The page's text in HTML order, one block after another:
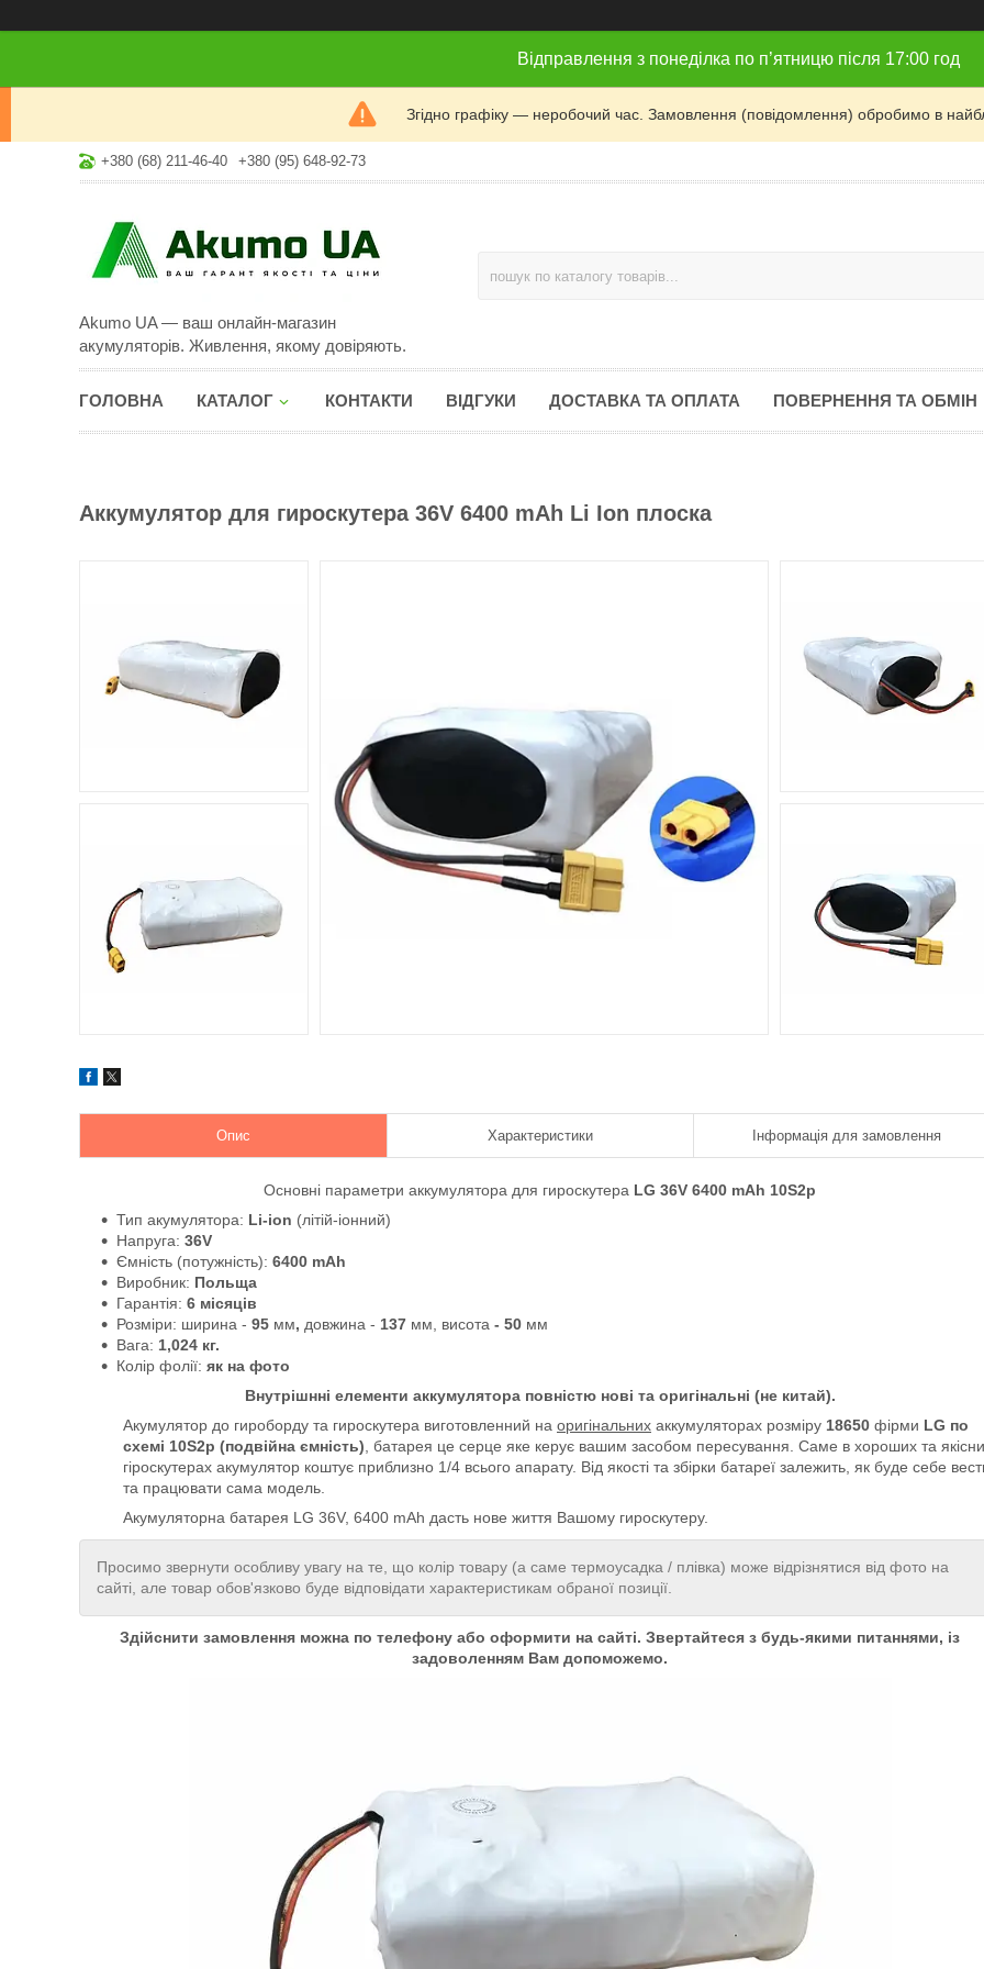
Відправлення з понеділка по п’ятницю після 17:00 год
Згідно графіку — неробочий час. Замовлення (повідомлення) обробимо в
+380 (68) 211-46-40 +380 (95) 648-92-73
Akumo UA — ваш онлайн-магазин
акумуляторів. Живлення, якому довіряють.
ГОЛОВНА КАТАЛОГ КОНТАКТИ ВІДГУКИ ДОСТАВКА ТА ОПЛАТА ПОВЕРНЕННЯ ТА ОБМІН
Аккумулятор для гироскутера 36V 6400 mAh Li Ion плоска
Опис Характеристики Інформація для замовлення
Основні параметри аккумулятора для гироскутера LG 36V 6400 mAh 10S2p
Тип акумулятора: Li-ion (літій-іонний)
Напруга: 36V
Ємність (потужність): 6400 mAh
Виробник: Польща
Гарантія: 6 місяців
Розміри: ширина - 95 мм, довжина - 137 мм, висота - 50 мм
Вага: 1,024 кг.
Колір фолії: як на фото
Внутрішнні елементи аккумулятора повністю нові та оригінальні (не китай).
Акумулятор до гироборду та гироскутера виготовленний на оригінальних аккумуляторах розміру 18650 фірми LG по
схемі 10S2p (подвійна ємність) , батарея це серце яке керує вашим засобом пересування. Саме в хороших та
гіроскутерах акумулятор коштує приблизно 1/4 всього апарату. Від якості та збірки батареї залежить, як буде себе
та працювати сама модель.
Акумуляторна батарея LG 36V, 6400 mAh дасть нове життя Вашому гироскутеру.
Просимо звернути особливу увагу на те, що колір товару (а саме термоусадка / плівка) може відрізнятися від фото на
сайті, але товар обов'язково буде відповідати характеристикам обраної позиції.
Здійснити замовлення можна по телефону або оформити на сайті. Звертайтеся з будь-якими питаннями, із
задоволенням Вам допоможемо.